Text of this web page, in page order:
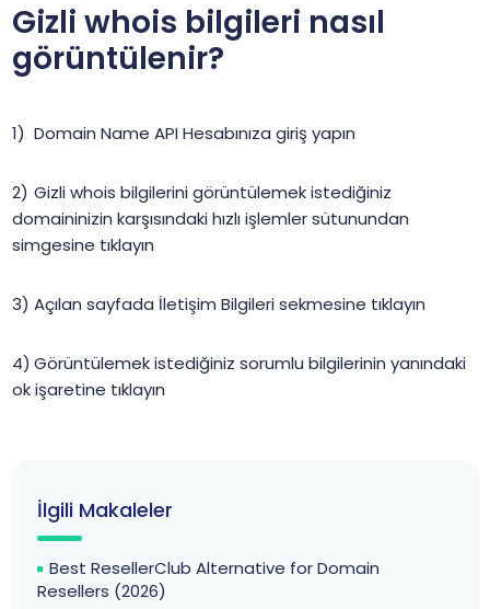
Gizli whois bilgileri nasıl
görüntülenir?
Domain Name API Hesabınıza giriş yapın
Gizli whois bilgilerini görüntülemek istediğiniz
domaininizin karşısındaki hızlı işlemler sütunundan
simgesine tıklayın
Açılan sayfada İletişim Bilgileri sekmesine tıklayın
Görüntülemek istediğiniz sorumlu bilgilerinin yanındaki
ok işaretine tıklayın
İlgili Makaleler
Best ResellerClub Alternative for Domain
Resellers (2026)